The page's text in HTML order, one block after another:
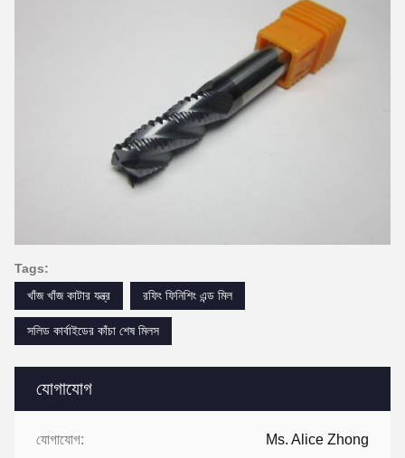
যোগাযোগ
যোগাযোগ: Ms. Alice Zhong
Tags:
খাঁজ খাঁজ কাটার যন্ত্র
রফিং ফিনিশিং এন্ড মিল
সলিড কার্বাইডের কাঁচা শেষ মিলস